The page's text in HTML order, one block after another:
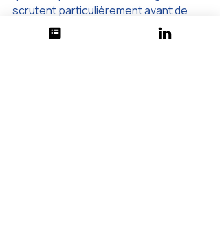
scrutent particulièrement avant de
s'engager sur plusieurs années aux
côtés d'une équipe.